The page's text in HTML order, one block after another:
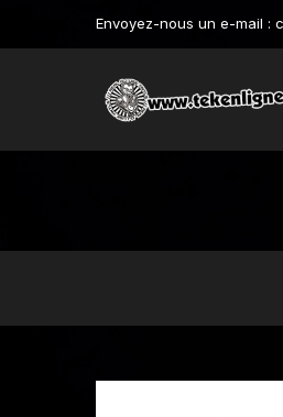
Envoyez-nous un e-mail :